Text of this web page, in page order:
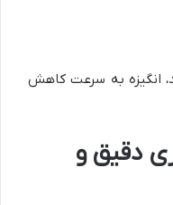
انگیزه به سرعت کاهش
دقیق و